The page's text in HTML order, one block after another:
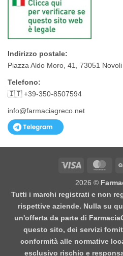
Indirizzo postale:
Piazza Aldo Moro, 41, 73051 Novoli
Telefono:
🇮🇹 +39-350-8507594
info@farmaciagreco.net
Visa
2026 ©
Tutti i marchi registrati e non
rispettive aziende. Nulla su
un'offerta da parte di
questo sito, dei servizi
conformità alle normative
esclusivo rischio e